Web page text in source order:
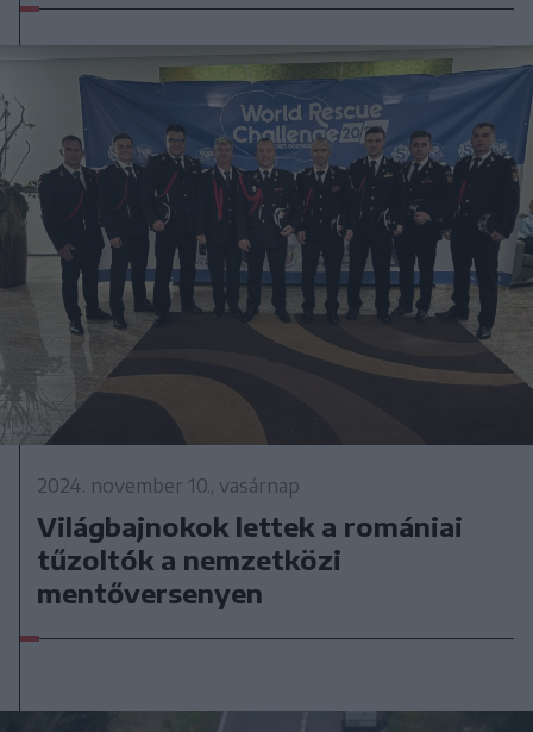
2024. november 10., vasárnap
Világbajnokok lettek a romániai
tűzoltók a nemzetközi
mentőversenyen